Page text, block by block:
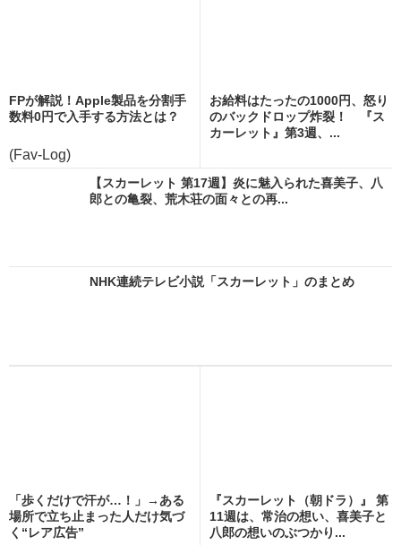
FPが解説！Apple製品を分割手
数料0円で入手する方法とは？
(Fav-Log)
お給料はたったの1000円、怒り
のバックドロップ炸裂！ 『ス
カーレット』第3週、...
【スカーレット 第17週】炎に魅入られた喜美子、八
郎との亀裂、荒木荘の面々との再...
NHK連続テレビ小説「スカーレット」のまとめ
「歩くだけで汗が…！」→ある
場所で立ち止まった人だけ気づ
く“レア広告”
『スカーレット（朝ドラ）』 第
11週は、常治の想い、喜美子と
八郎の想いのぶつかり...